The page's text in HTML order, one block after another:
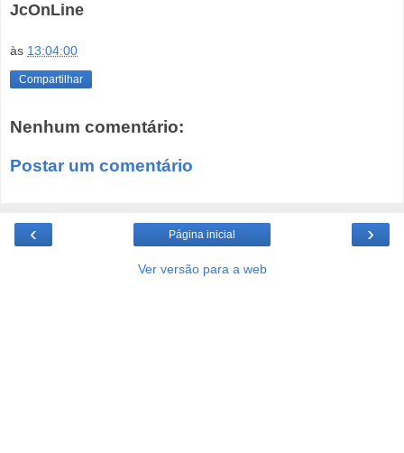
JcOnLine
às 13:04:00
Compartilhar
Nenhum comentário:
Postar um comentário
‹ ›
Página inicial
Ver versão para a web